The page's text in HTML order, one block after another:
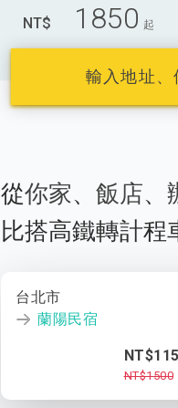
NT$ 1850 起
輸入地址
從你家、 飯店、
比搭高鐵轉計程
台北市
蘭陽民宿
NT$1500